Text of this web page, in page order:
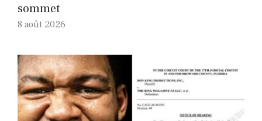
sommet
8 août 2026